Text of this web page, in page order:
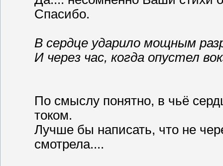
Спасибо.
В сердце ударило мощным
И через час, когда опустел
По смыслу понятно, в чьё
током.
Лучше бы написать, что не
смотрела....